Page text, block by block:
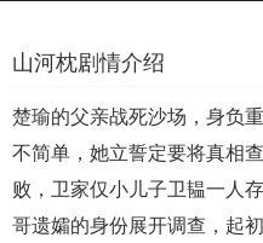
山河枕剧情介绍
楚瑜的父亲战死沙场，身负
不简单，她立誓定要将真相
败，卫家仅小儿子卫韫一人
哥遗孀的身份展开调查，起